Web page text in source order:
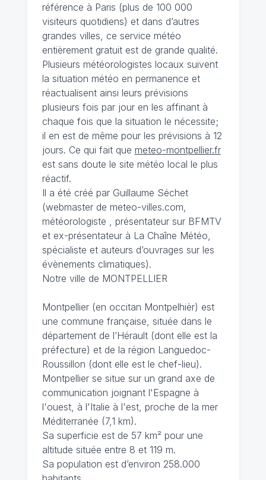
référence à Paris (plus de 100 000
visiteurs quotidiens) et dans d’autres
grandes villes, ce service météo
entièrement gratuit est de grande qualité.
Plusieurs météorologistes locaux suivent
la situation météo en permanence et
réactualisent ainsi leurs prévisions
plusieurs fois par jour en les affinant à
chaque fois que la situation le nécessite;
il en est de même pour les prévisions à 12
jours. Ce qui fait que meteo-montpellier.fr
est sans doute le site météo local le plus
réactif.
Il a été créé par Guillaume Séchet
(webmaster de meteo-villes.com,
météorologiste , présentateur sur BFMTV
et ex-présentateur à La Chaîne Météo,
spécialiste et auteurs d’ouvrages sur les
évènements climatiques).
Notre ville de MONTPELLIER
Montpellier (en occitan Montpelhièr) est
une commune française, située dans le
département de l’Hérault (dont elle est la
préfecture) et de la région Languedoc-
Roussillon (dont elle est le chef-lieu).
Montpellier se situe sur un grand axe de
communication joignant l'Espagne à
l'ouest, à l'Italie à l'est, proche de la mer
Méditerranée (7,1 km).
Sa superficie est de 57 km² pour une
altitude située entre 8 et 119 m.
Sa population est d’environ 258.000